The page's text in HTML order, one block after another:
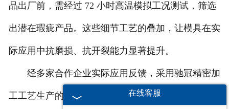
品出厂前，需经过 72 小时高温模拟工况测试，筛选
出潜在瑕疵产品。这些细节工艺的叠加，让模具在实
际应用中抗磨损、抗开裂能力显著提升。
经多家合作企业实际应用反馈，采用驰冠精密加
工工艺生产的石墨模具，在同等工况下，使用寿命较
在线客服